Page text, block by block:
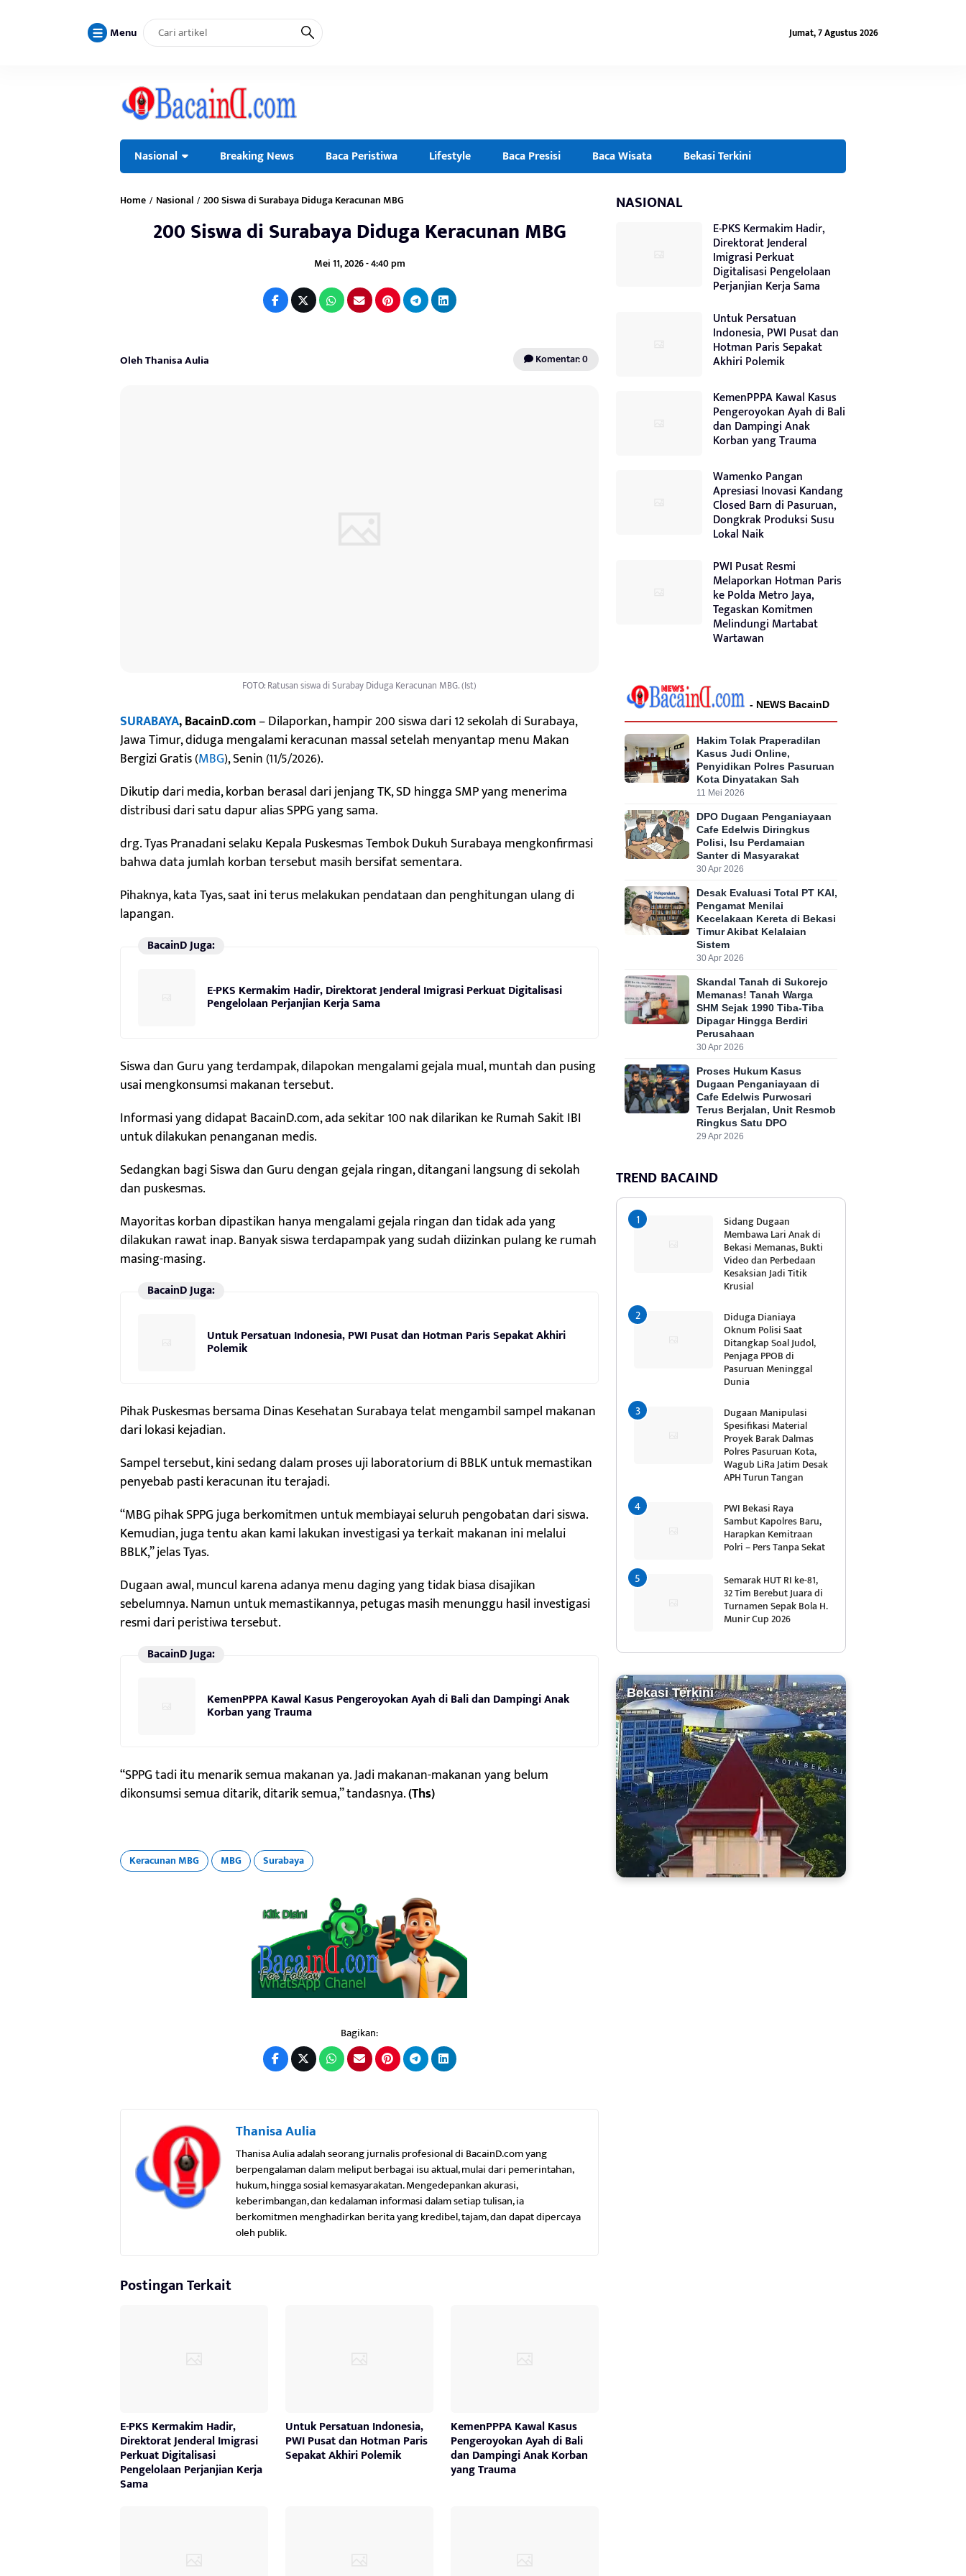
Menu Jumat, 7 Agustus 2026
Nasional Breaking News Baca Peristiwa Lifestyle Baca Presisi Baca Wisata Bekasi Terkini
Home / Nasional / 200 Siswa di Surabaya Diduga Keracunan MBG
200 Siswa di Surabaya Diduga Keracunan MBG
Mei 11, 2026 - 4:40 pm
Oleh Thanisa Aulia Komentar: 0
FOTO: Ratusan siswa di Surabay Diduga Keracunan MBG. (Ist)
SURABAYA, BacainD.com– Dilaporkan, hampir 200 siswa dari 12 sekolah di Surabaya,
Jawa Timur, diduga mengalami keracunan massal setelah menyantap menu Makan
Bergizi Gratis (MBG), Senin (11/5/2026).
Dikutip dari media, korban berasal dari jenjang TK, SD hingga SMP yang menerima
distribusi dari satu dapur alias SPPG yang sama.
drg. Tyas Pranadani selaku Kepala Puskesmas Tembok Dukuh Surabaya mengkonfirmasi
bahwa data jumlah korban tersebut masih bersifat sementara.
Pihaknya, kata Tyas, saat ini terus melakukan pendataan dan penghitungan ulang di
lapangan.
BacainD Juga:
E-PKS Kermakim Hadir, Direktorat Jenderal Imigrasi Perkuat Digitalisasi
Pengelolaan Perjanjian Kerja Sama
Siswa dan Guru yang terdampak, dilapokan mengalami gejala mual, muntah dan pusing
usai mengkonsumsi makanan tersebut.
Informasi yang didapat BacainD.com, ada sekitar 100 nak dilarikan ke Rumah Sakit IBI
untuk dilakukan penanganan medis.
Sedangkan bagi Siswa dan Guru dengan gejala ringan, ditangani langsung di sekolah
dan puskesmas.
Mayoritas korban dipastikan hanya mengalami gejala ringan dan tidak ada yang
dilakukan rawat inap. Banyak siswa terdapampak yang sudah diizinkan pulang ke rumah
masing-masing.
BacainD Juga:
Untuk Persatuan Indonesia, PWI Pusat dan Hotman Paris Sepakat Akhiri
Polemik
Pihak Puskesmas bersama Dinas Kesehatan Surabaya telat mengambil sampel makanan
dari lokasi kejadian.
Sampel tersebut, kini sedang dalam proses uji laboratorium di BBLK untuk memastikan
penyebab pasti keracunan itu terajadi.
“MBG pihak SPPG juga berkomitmen untuk membiayai seluruh pengobatan dari siswa.
Kemudian, juga tentu akan kami lakukan investigasi ya terkait makanan ini melalui
BBLK,” jelas Tyas.
Dugaan awal, muncul karena adanya menu daging yang tidak biasa disajikan
sebelumnya. Namun untuk memastikannya, petugas masih menunggu hasil investigasi
resmi dari peristiwa tersebut.
BacainD Juga:
KemenPPPA Kawal Kasus Pengeroyokan Ayah di Bali dan Dampingi Anak
Korban yang Trauma
“SPPG tadi itu menarik semua makanan ya. Jadi makanan-makanan yang belum
dikonsumsi semua ditarik, ditarik semua,” tandasnya.(Ths)
Keracunan MBG MBG Surabaya
Bagikan:
Thanisa Aulia
Thanisa Aulia adalah seorang jurnalis profesional di BacainD.com yang
berpengalaman dalam meliput berbagai isu aktual, mulai dari pemerintahan,
hukum, hingga sosial kemasyarakatan. Mengedepankan akurasi,
keberimbangan, dan kedalaman informasi dalam setiap tulisan, ia
berkomitmen menghadirkan berita yang kredibel, tajam, dan dapat dipercaya
oleh publik.
Postingan Terkait
E-PKS Kermakim Hadir,
Direktorat Jenderal Imigrasi
Perkuat Digitalisasi
Pengelolaan Perjanjian Kerja
Sama
Untuk Persatuan Indonesia,
PWI Pusat dan Hotman Paris
Sepakat Akhiri Polemik
KemenPPPA Kawal Kasus
Pengeroyokan Ayah di Bali
dan Dampingi Anak Korban
yang Trauma
NASIONAL
E-PKS Kermakim Hadir,
Direktorat Jenderal
Imigrasi Perkuat
Digitalisasi Pengelolaan
Perjanjian Kerja Sama
Untuk Persatuan
Indonesia, PWI Pusat dan
Hotman Paris Sepakat
Akhiri Polemik
KemenPPPA Kawal Kasus
Pengeroyokan Ayah di Bali
dan Dampingi Anak
Korban yang Trauma
Wamenko Pangan
Apresiasi Inovasi Kandang
Closed Barn di Pasuruan,
Dongkrak Produksi Susu
Lokal Naik
PWI Pusat Resmi
Melaporkan Hotman Paris
ke Polda Metro Jaya,
Tegaskan Komitmen
Melindungi Martabat
Wartawan
- NEWS BacainD
Hakim Tolak Praperadilan
Kasus Judi Online,
Penyidikan Polres Pasuruan
Kota Dinyatakan Sah
11 Mei 2026
DPO Dugaan Penganiayaan
Cafe Edelwis Diringkus
Polisi, Isu Perdamaian
Santer di Masyarakat
30 Apr 2026
Desak Evaluasi Total PT KAI,
Pengamat Menilai
Kecelakaan Kereta di Bekasi
Timur Akibat Kelalaian
Sistem
30 Apr 2026
Skandal Tanah di Sukorejo
Memanas! Tanah Warga
SHM Sejak 1990 Tiba-Tiba
Dipagar Hingga Berdiri
Perusahaan
30 Apr 2026
Proses Hukum Kasus
Dugaan Penganiayaan di
Cafe Edelwis Purwosari
Terus Berjalan, Unit Resmob
Ringkus Satu DPO
29 Apr 2026
TREND BACAIND
Sidang Dugaan
Membawa Lari Anak di
Bekasi Memanas, Bukti
Video dan Perbedaan
Kesaksian Jadi Titik
Krusial
Diduga Dianiaya
Oknum Polisi Saat
Ditangkap Soal Judol,
Penjaga PPOB di
Pasuruan Meninggal
Dunia
Dugaan Manipulasi
Spesifikasi Material
Proyek Barak Dalmas
Polres Pasuruan Kota,
Wagub LiRa Jatim Desak
APH Turun Tangan
PWI Bekasi Raya
Sambut Kapolres Baru,
Harapkan Kemitraan
Polri – Pers Tanpa Sekat
Semarak HUT RI ke-81,
32 Tim Berebut Juara di
Turnamen Sepak Bola H.
Munir Cup 2026
Bekasi Terkini